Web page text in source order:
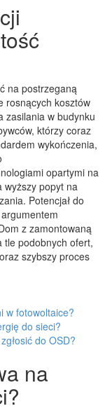
na postrzeganą
rosnących kosztów
zasilania w budynku
którzy coraz
wykończenia,
opartymi na
wyższy popyt na
Potencjał do
z zamontowaną
tle podobnych ofert,
szybszy proces
w fotowoltaice?
do sieci?
do OSD?
na